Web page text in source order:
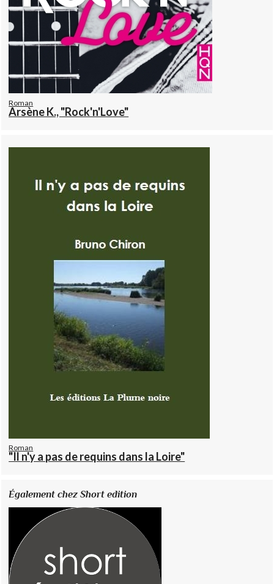
Roman
Arsène K., "Rock'n'Love"
Roman
"Il n'y a pas de requins dans la Loire"
Également chez Short edition